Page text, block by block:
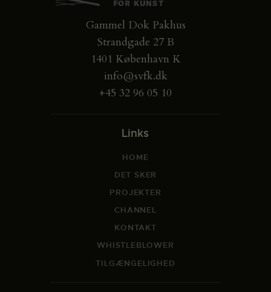
Gammel Dok Pakhus
Strandgade 27 B
1401 København K
info@svfk.dk
+45 32 96 05 10
Links
HOME
DET SKER
PROJEKTER
CHANNEL
KONTAKT
WHISTLEBLOWER
TILGÆNGELIGHED